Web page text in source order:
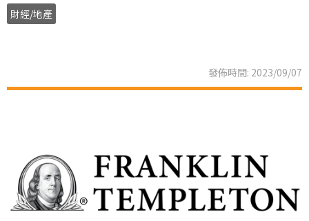
財經/地產
發佈時間: 2023/09/07